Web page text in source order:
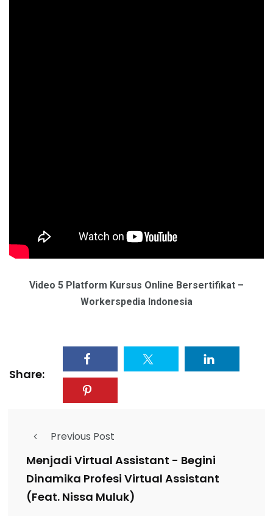
Video 5 Platform Kursus Online Bersertifikat –
Workerspedia Indonesia
Share:
Previous Post
Menjadi Virtual Assistant - Begini
Dinamika Profesi Virtual Assistant
(Feat. Nissa Muluk)